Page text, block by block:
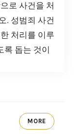
로 사건을 처
. 성범죄 사건
처리를 이루
록 돕는 것이
MORE